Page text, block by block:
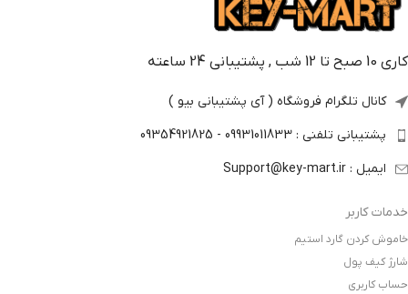
کاری 10 صبح تا 12 شب , پشتیبانی 24 ساعته
کانال تلگرام فروشگاه ( آی پشتیبانی بیو )
پشتیبانی تلفنی : 09931011833 - 09354921825
ایمیل : Support@key-mart.ir
خدمات کاربر
خاموش کردن گارد استیم
شارژ کیف پول
حساب کاربری